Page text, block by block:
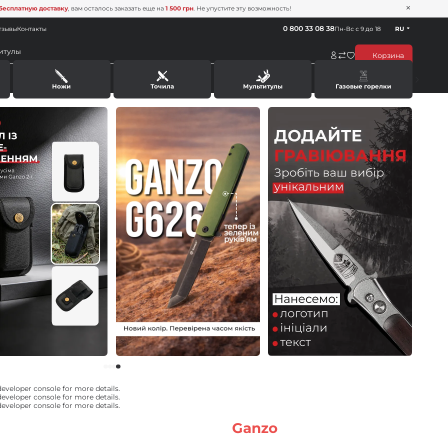
доставку, вам осталось заказать еще на 1 500 грн. Не упустите эту возможность!
Корзина
Пн-Вс с 9 до 18
0 800 33 08 38 RU
Контакты
Ножи Точила Мультитулы Газовые горелки
console for more details.
console for more details.
console for more details.
Ganzo